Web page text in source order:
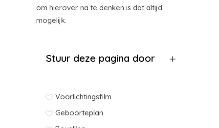
om hierover na te denken is dat altijd
mogelijk.
Stuur deze pagina door
Voorlichtingsfilm
Geboorteplan